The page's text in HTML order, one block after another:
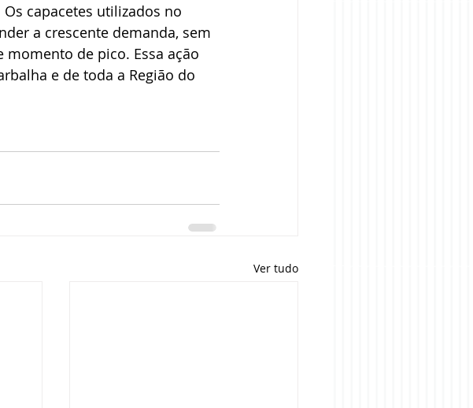
capacetes utilizados no
a crescente demanda, sem
de pico. Essa ação
e de toda a Região do
Ver tudo